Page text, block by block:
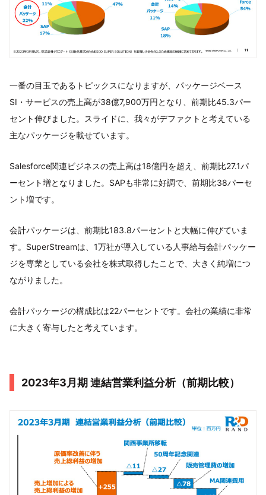
一番の目玉であるトピックスになりますが、パッケージベース
SI・サービスの売上高が38億7,900万円となり、前期比45.3パー
セント伸びました。スライドに、我々がデファクトと考えている
主なパッケージを載せています。
Salesforce関連ビジネスの売上高は18億円を超え、前期比27.1パ
ーセント増となりました。SAPも非常に好調で、前期比38パーセ
ント増です。
会計パッケージは、前期比183.8パーセントと大幅に伸びていま
す。SuperStreamは、1万社が導入している人事給与会計パッケー
ジを専業としている会社を株式取得したことで、大きく純増につ
ながりました。
会計パッケージの構成比は22パーセントです。会社の業績に非常
に大きく寄与したと考えています。
2023年3月期 連結営業利益分析（前期比較）